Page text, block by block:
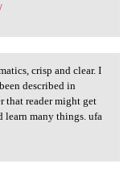
crisp and clear. I
described in
that reader might get
learn many things. ufa